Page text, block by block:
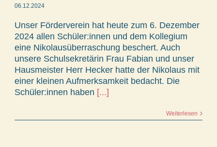
06.12.2024
Unser Förderverein hat heute zum 6. Dezember
2024 allen Schüler:innen und dem Kollegium
eine Nikolausüberraschung beschert. Auch
unsere Schulsekretärin Frau Fabian und unser
Hausmeister Herr Hecker hatte der Nikolaus mit
einer kleinen Aufmerksamkeit bedacht. Die
Schüler:innen haben [...]
Weiterlesen